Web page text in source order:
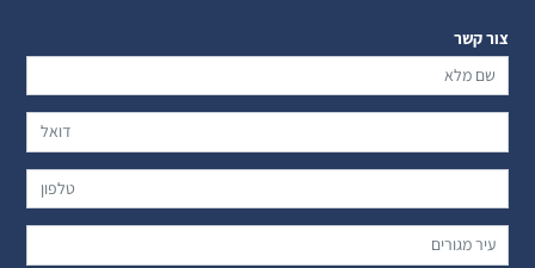
צור קשר